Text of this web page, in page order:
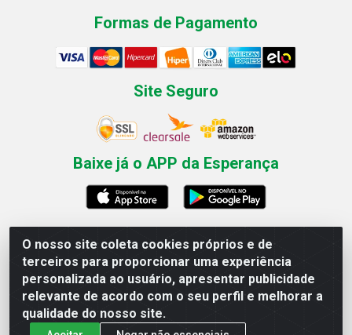
O nosso site coleta cookies próprios e de
terceiros para proporcionar uma experiência
personalizada ao usuário, apresentar publicidade
relevante de acordo com o seu perfil e melhorar a
qualidade do nosso site.
Formas de Pagamento
Site Seguro
Baixe já o APP da Esperança
Esperança Nordeste - Rua Professor Caldas Filho, 291 -
Estância - Recife / PE CEP: 50771-335 - CNPJ
03.666.136/0001-23